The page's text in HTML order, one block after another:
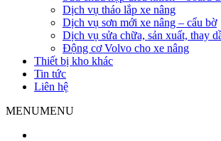
Dịch vụ tháo lắp xe nâng
Dịch vụ sơn mới xe nâng – cẩu bờ
Dịch vụ sửa chữa, sản xuất, thay
Động cơ Volvo cho xe nâng
Thiết bị kho khác
Tin tức
Liên hệ
MENUMENU